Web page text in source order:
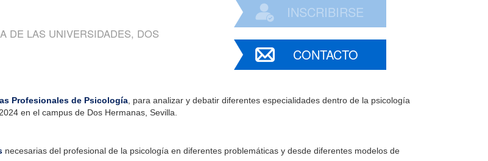
DE LAS UNIVERSIDADES, DOS
INSCRIBIRSE
CONTACTO
Profesionales de Psicología , para analizar y debatir diferentes especialidades dentro de la psicología
en el campus de Dos Hermanas, Sevilla.
necesarias del profesional de la psicología en diferentes problemáticas y desde diferentes modelos de